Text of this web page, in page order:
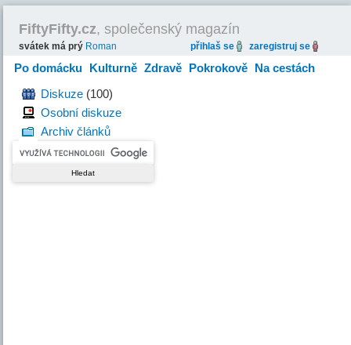
FiftyFifty.cz, společenský magazín
svátek má prý Roman přihlaš se zaregistruj se
Po domácku Kulturně Zdravě Pokrokově Na cestách
HravěDiskuze (100)
Osobní diskuze
Archiv článků